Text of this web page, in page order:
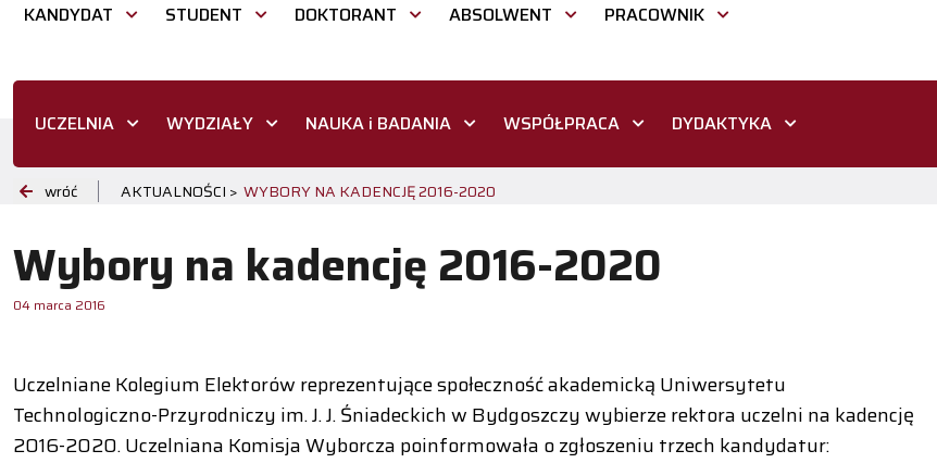
KANDYDAT STUDENT DOKTORANT ABSOLWENT PRACOWNIK
UCZELNIA WYDZIAŁY NAUKA i BADANIA WSPÓŁPRACA DYDAKTYKA
wróć AKTUALNOŚCI > WYBORY NA KADENCJĘ 2016-2020
Wybory na kadencję 2016-2020
04 marca 2016
Uczelniane Kolegium Elektorów reprezentujące społeczność akademicką Uniwersytetu
Technologiczno-Przyrodniczy im. J. J. Śniadeckich w Bydgoszczy wybierze rektora uczelni na kadencję
2016-2020. Uczelniana Komisja Wyborcza poinformowała o zgłoszeniu trzech kandydatur: